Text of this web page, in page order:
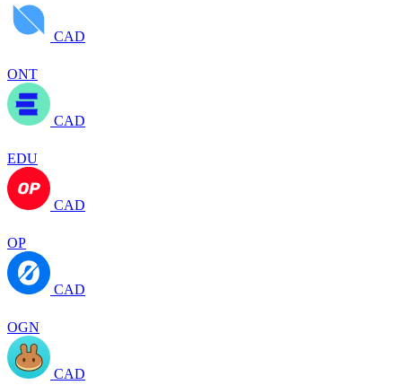
CAD
ONT
CAD
EDU
CAD
OP
CAD
OGN
CAD